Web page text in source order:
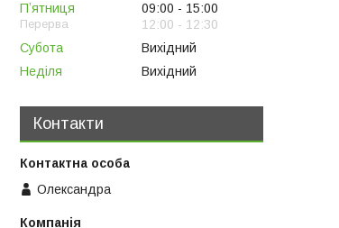
Пʼятниця
09:00
15:00
12:00
12:30
Субота
Вихідний
Неділя
Вихідний
Контакти
Олександра